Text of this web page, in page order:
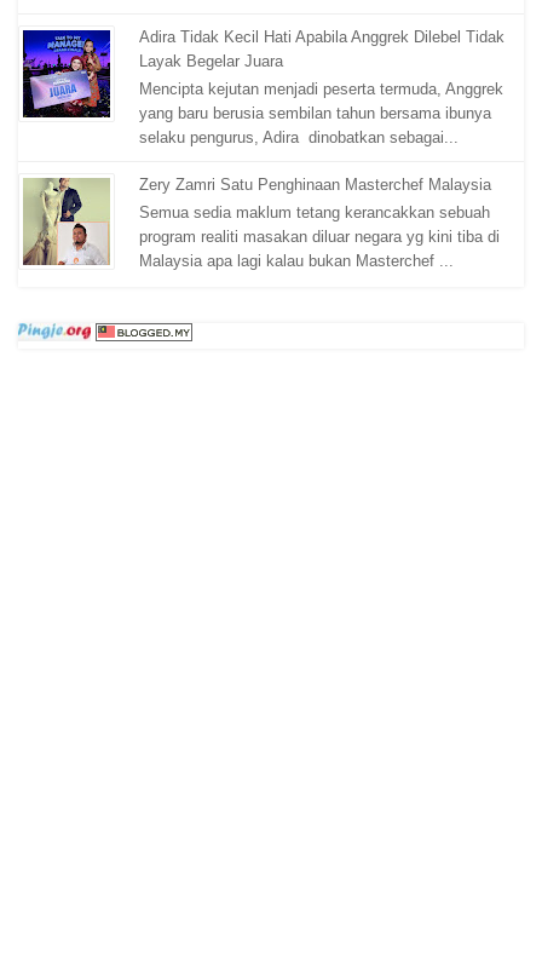
Adira Tidak Kecil Hati Apabila Anggrek Dilebel Tidak
Layak Begelar Juara
Mencipta kejutan menjadi peserta termuda, Anggrek
yang baru berusia sembilan tahun bersama ibunya
selaku pengurus, Adira dinobatkan sebagai...
Zery Zamri Satu Penghinaan Masterchef Malaysia
Semua sedia maklum tetang kerancakkan sebuah
program realiti masakan diluar negara yg kini tiba di
Malaysia apa lagi kalau bukan Masterchef ...